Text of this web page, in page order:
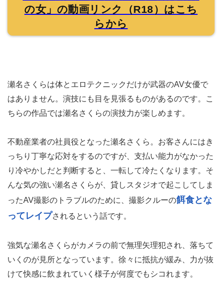
の女」の動画リンク（R18）はこち
らから
瀬名さくらは体とエロテクニックだけが武器のAV女優で
はありません。演技にも目を見張るものがあるのです。こ
ちらの作品では瀬名さくらの演技力が楽しめます。
不動産業者の社員役となった瀬名さくら。お客さんにはき
っちり丁寧な応対をするのですが、支払い能力がなかった
り冷やかしだと判断すると、一転して冷たくなります。そ
んな気の強い瀬名さくらが、貸しスタジオで起こしてしま
ったAV撮影のトラブルのために、撮影クルーの餌食とな
ってレイプされるという話です。
強気な瀬名さくらがカメラの前で無理矢理犯され、落ちて
いくのが見所となっています。徐々に抵抗が緩み、力が抜
けて快感に飲まれていく様子が何度でもシコれます。